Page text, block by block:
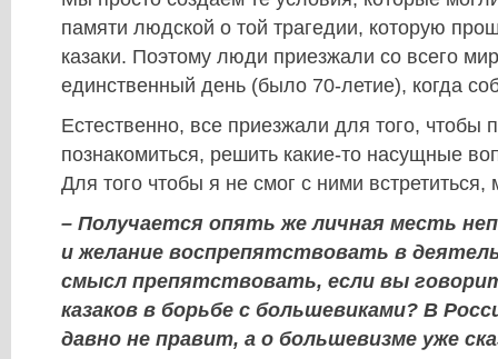
памяти людской о той трагедии, которую
казаки. Поэтому люди приезжали со всего
единственный день (было 70-летие), когда
Естественно, все приезжали для того, чтобы
познакомиться, решить какие-то насущные
Для того чтобы я не смог с ними встретиться,
– Получается опять же личная месть
и желание воспрепятствовать в
смысл препятствовать, если вы
казаков в борьбе с большевиками? В
давно не правит, а о большевизме уже